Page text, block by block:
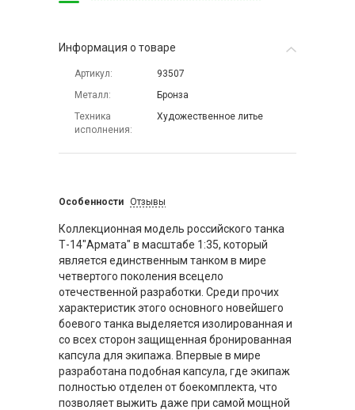
Информация о товаре
Артикул
93507
Металл
Бронза
Техника
исполнения
Художественное литье
Особенности Отзывы
Коллекционная модель российского танка
Т-14"Армата" в масштабе 1:35, который
является единственным танком в мире
четвертого поколения всецело
отечественной разработки. Среди прочих
характеристик этого основного новейшего
боевого танка выделяется изолированная и
со всех сторон защищенная бронированная
капсула для экипажа. Впервые в мире
разработана подобная капсула, где экипаж
полностью отделен от боекомплекта, что
позволяет выжить даже при самой мощной